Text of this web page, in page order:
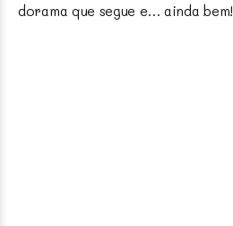
dorama que segue e… ainda bem!